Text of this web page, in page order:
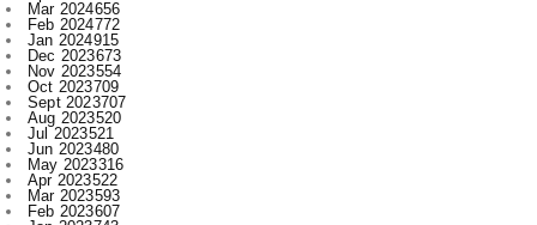
Mar 2024656
Feb 2024772
Jan 2024915
Dec 2023673
Nov 2023554
Oct 2023709
Sept 2023707
Aug 2023520
Jul 2023521
Jun 2023480
May 2023316
Apr 2023522
Mar 2023593
Feb 2023607